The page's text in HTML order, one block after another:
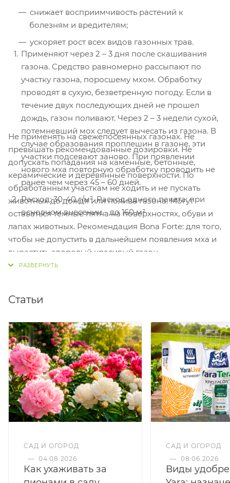
снижает восприимчивость растений к
болезням и вредителям;
ускоряет рост всех видов газонных трав.
Применяют через 2 – 3 дня после скашивания
газона. Средство равномерно рассыпают по
участку газона, поросшему мхом. Обработку
проводят в сухую, безветренную погоду. Если в
течение двух последующих дней не прошел
дождь, газон поливают. Через 2 – 3 недели сухой,
потемневший мох следует вычесать из газона. В
случае образования проплешин в газоне, эти
участки подсевают заново. При появлении
нового мха повторную обработку проводить не
ранее чем через 45 – 60 дней.
Расход: 30-40 г/м². Расход одного пакета: при
основном внесении - до 160 м²
Не применять на свежепосеянных газонах. Не
превышать рекомендованные дозировки. Не
допускать попадания на каменные, бетонные,
керамические и деревянные поверхности. По
обработанным участкам не ходить и не пускать
животных до дождя или полива газона. Могут
оставаться темные пятна на поверхностях, обуви и
лапах животных. Рекомендация Bona Forte: для того,
чтобы не допустить в дальнейшем появления мха и
вырастить здоровый красивый газон
необходимо: правильное, неглубокое скашивание
После окончания срока годности удобрение не
теряет агрономической ценности.
Мера веса удобрения (ориентировочно):
чайная ложка – 5 г, столовая ложка -15 г.
Статьи
САД И ОГОРОД
— 04.08.2026
Как ухаживать за
САД И ОГОРОД
— 08.06.2026
Виды